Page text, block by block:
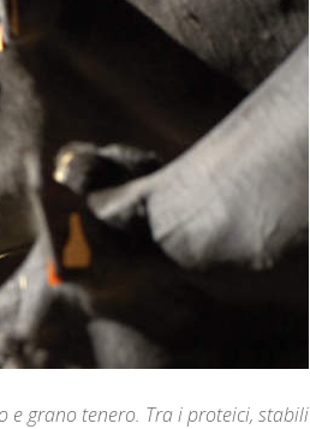
e grano tenero. Tra i proteici, stabili